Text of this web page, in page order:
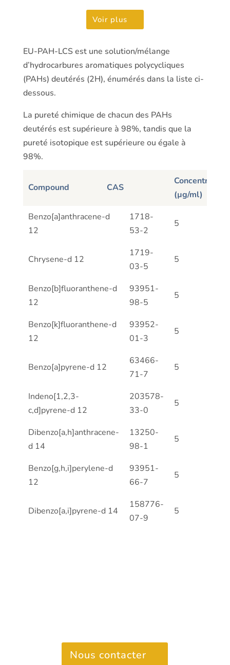
Voir plus
EU-PAH-LCS est une solution/mélange
d’hydrocarbures aromatiques polycycliques
(PAHs) deutérés (2H), énumérés dans la liste ci-
dessous.
La pureté chimique de chacun des PAHs
deutérés est supérieure à 98%, tandis que la
pureté isotopique est supérieure ou égale à
98%.
Compound CAS
Concentration
(µg/ml)
Compound
CAS
(µg/ml)
Benzo[a]anthracene-d
12
1718-
53-2
5
Chrysene-d 12
1719-
03-5
5
Benzo[b]fluoranthene-d
12
93951-
98-5
5
Benzo[k]fluoranthene-d
12
93952-
01-3
5
Benzo[a]pyrene-d 12
63466-
71-7
5
Indeno[1,2,3-
c,d]pyrene-d 12
203578-
33-0
5
Dibenzo[a,h]anthracene-
d 14
13250-
98-1
5
Benzo[g,h,i]perylene-d
12
93951-
66-7
5
Dibenzo[a,i]pyrene-d 14
158776-
07-9
5
Nous contacter